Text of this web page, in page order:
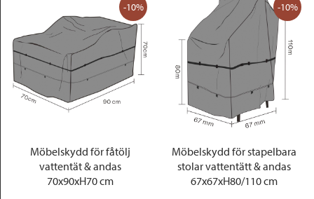
-10%
Möbelskydd för fåtölj
vattentät & andas
70x90xH70 cm
-10%
Möbelskydd för stapelbara
stolar vattentätt & andas
67x67xH80/110 cm